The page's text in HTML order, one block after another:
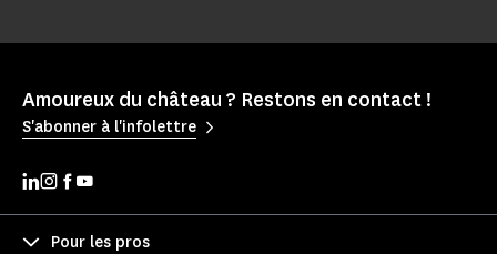
Amoureux du château ? Restons en contact !
S'abonner à l'infolettre
Pour les pros